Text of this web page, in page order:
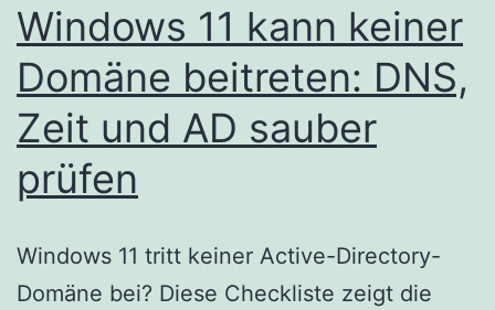
Windows 11 kann keiner
Domäne beitreten: DNS,
Zeit und AD sauber
prüfen
Windows 11 tritt keiner Active-Directory-
Domäne bei? Diese Checkliste zeigt die